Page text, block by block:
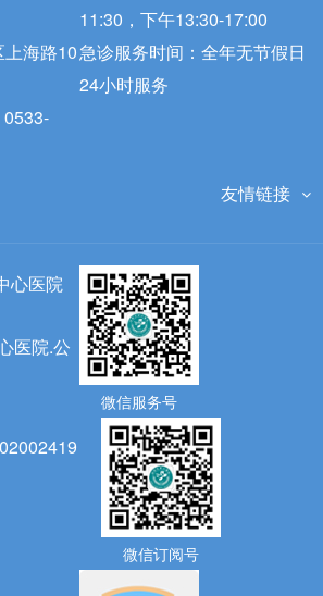
海路10
11:30，下午13:30-17:00
急诊服务时间：全年无节假日
24小时服务
友情链接
心医院
医院.公
微信服务号
微信订阅号